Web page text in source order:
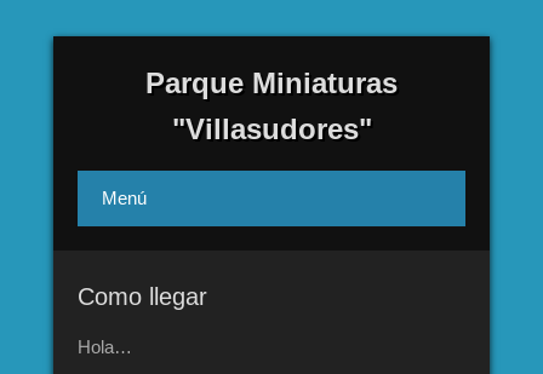
Parque Miniaturas
"Villasudores"
Menú
Como llegar
Hola…